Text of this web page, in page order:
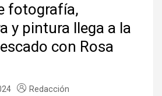
fotografía,
y pintura llega a la
con Rosa
Redacción